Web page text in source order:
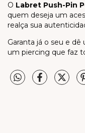
O Labret Push-Pin
quem deseja um
realça sua
Garanta já o seu e
um piercing que faz